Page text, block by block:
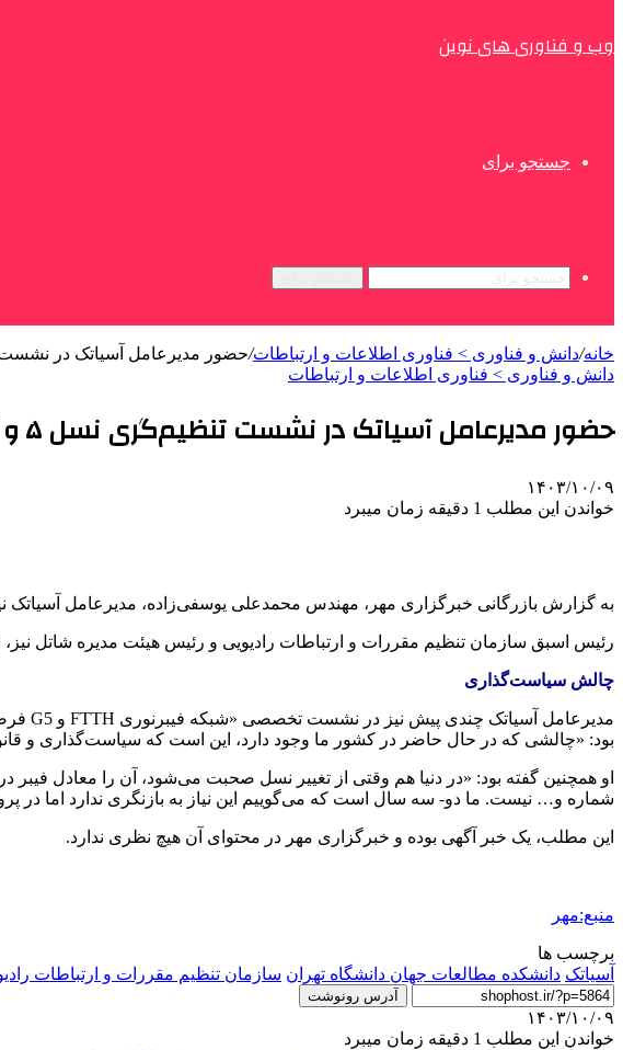
وب و فناوری های نوین
جستجو برای
خانه/دانش و فناوری > فناوری اطلاعات و ارتباطات/حضور مدیرعامل آسیاتک در نشست تنظیم‌گری نسل ۵ و
دانش و فناوری > فناوری اطلاعات و ارتباطات
حضور مدیرعامل آسیاتک در نشست تنظیم‌گری نسل ۵ و تجربه‌های ملی و بین‌المللی
۱۴۰۳/۱۰/۰۹
خواندن این مطلب 1 دقیقه زمان میبرد
به گزارش بازرگانی خبرگزاری مهر، مهندس محمدعلی یوسفی‌زاده، مدیرعامل
رئیس اسبق سازمان تنظیم مقررات و ارتباطات رادیویی و رئیس هیئت ‌مدیره شاتل
چالش سیاست‌گذاری
بود: «چالشی که در حال حاضر در کشور ما وجود دارد، این است که سیاست‌گذاری و
شماره و… نیست. ما دو- سه سال است که می‌گوییم این نیاز به بازنگری ندارد اما در
این مطلب، یک خبر آگهی بوده و خبرگزاری مهر در محتوای آن هیچ نظری ندارد.
منبع:مهر
برچسب ها
آسیاتک دانشکده مطالعات جهان دانشگاه تهران سازمان تنظیم مقررات و ارتباطات
آدرس رونوشت
۱۴۰۳/۱۰/۰۹
خواندن این مطلب 1 دقیقه زمان میبرد